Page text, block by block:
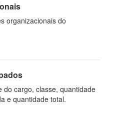
organizacionais do
do cargo, classe, quantidade
e quantidade total.